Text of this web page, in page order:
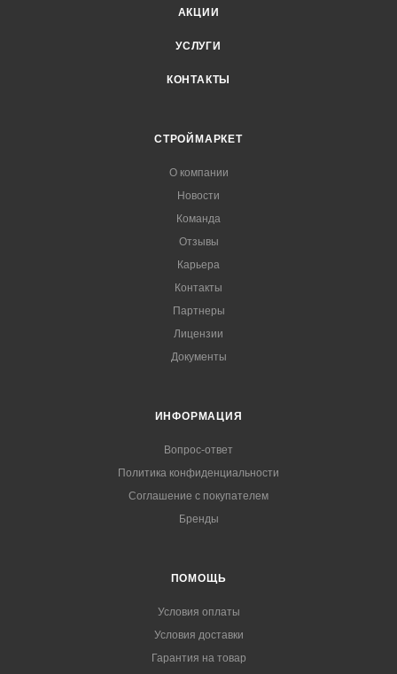
АКЦИИ
УСЛУГИ
КОНТАКТЫ
СТРОЙМАРКЕТ
О компании
Новости
Команда
Отзывы
Карьера
Контакты
Партнеры
Лицензии
Документы
ИНФОРМАЦИЯ
Вопрос-ответ
Политика конфиденциальности
Соглашение с покупателем
Бренды
ПОМОЩЬ
Условия оплаты
Условия доставки
Гарантия на товар